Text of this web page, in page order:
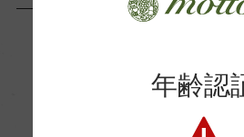
ー
Wine Advocate 獲得点この商品に関連
年齢認